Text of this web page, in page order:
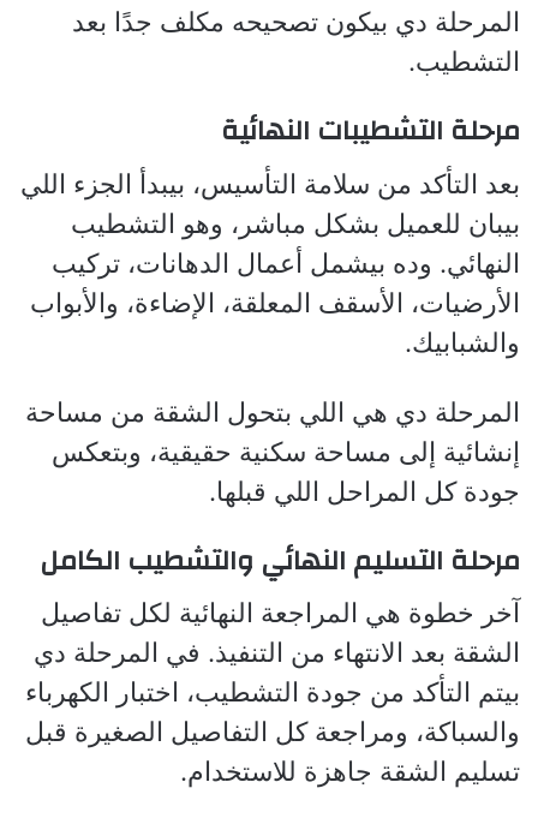
المرحلة دي بيكون تصحيحه مكلف جدًا بعد
التشطيب.
مرحلة التشطيبات النهائية
بعد التأكد من سلامة التأسيس، بيبدأ الجزء اللي
بيبان للعميل بشكل مباشر، وهو التشطيب
النهائي. وده بيشمل أعمال الدهانات، تركيب
الأرضيات، الأسقف المعلقة، الإضاءة، والأبواب
والشبابيك.
المرحلة دي هي اللي بتحول الشقة من مساحة
إنشائية إلى مساحة سكنية حقيقية، وبتعكس
جودة كل المراحل اللي قبلها.
مرحلة التسليم النهائي والتشطيب الكامل
آخر خطوة هي المراجعة النهائية لكل تفاصيل
الشقة بعد الانتهاء من التنفيذ. في المرحلة دي
بيتم التأكد من جودة التشطيب، اختبار الكهرباء
والسباكة، ومراجعة كل التفاصيل الصغيرة قبل
تسليم الشقة جاهزة للاستخدام.